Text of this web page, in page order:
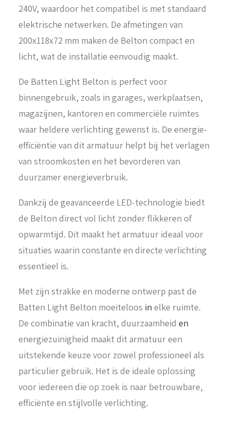
240V, waardoor het compatibel is met standaard
elektrische netwerken. De afmetingen van
200x118x72 mm maken de Belton compact en
licht, wat de installatie eenvoudig maakt.
De Batten Light Belton is perfect voor
binnengebruik, zoals in garages, werkplaatsen,
magazijnen, kantoren en commerciële ruimtes
waar heldere verlichting gewenst is. De energie-
efficiëntie van dit armatuur helpt bij het verlagen
van stroomkosten en het bevorderen van
duurzamer energieverbruik.
Dankzij de geavanceerde LED-technologie biedt
de Belton direct vol licht zonder flikkeren of
opwarmtijd. Dit maakt het armatuur ideaal voor
situaties waarin constante en directe verlichting
essentieel is.
Met zijn strakke en moderne ontwerp past de
Batten Light Belton moeiteloos in elke ruimte.
De combinatie van kracht, duurzaamheid en
energiezuinigheid maakt dit armatuur een
uitstekende keuze voor zowel professioneel als
particulier gebruik. Het is de ideale oplossing
voor iedereen die op zoek is naar betrouwbare,
efficiënte en stijlvolle verlichting.